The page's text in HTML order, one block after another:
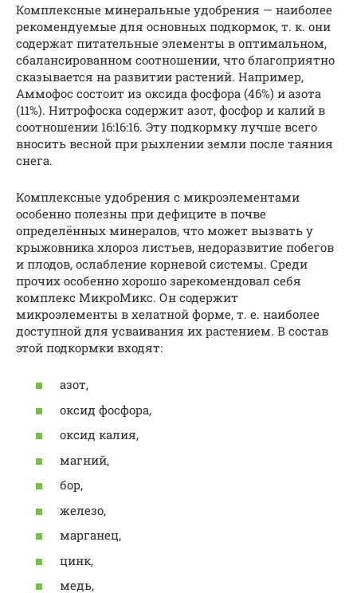
Комплексные минеральные удобрения — наиболее
рекомендуемые для основных подкормок, т. к. они
содержат питательные элементы в оптимальном,
сбалансированном соотношении, что благоприятно
сказывается на развитии растений. Например,
Аммофос состоит из оксида фосфора (46%) и азота
(11%). Нитрофоска содержит азот, фосфор и калий в
соотношении 16:16:16. Эту подкормку лучше всего
вносить весной при рыхлении земли после таяния
снега.
Комплексные удобрения с микроэлементами
особенно полезны при дефиците в почве
определённых минералов, что может вызвать у
крыжовника хлороз листьев, недоразвитие побегов
и плодов, ослабление корневой системы. Среди
прочих особенно хорошо зарекомендовал себя
комплекс МикроМикс. Он содержит
микроэлементы в хелатной форме, т. е. наиболее
доступной для усваивания их растением. В состав
этой подкормки входят:
азот,
оксид фосфора,
оксид калия,
магний,
бор,
железо,
марганец,
цинк,
медь,